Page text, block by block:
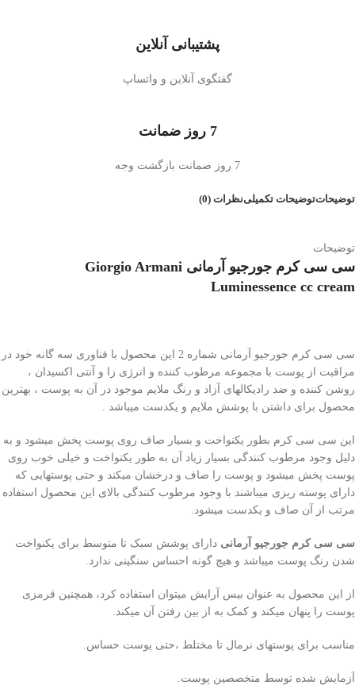
پشتیبانی آنلاین
گفتگوی آنلاین و واتساپ
7 روز ضمانت
7 روز ضمانت بازگشت وجه
توضیحاتتوضیحات تکمیلینظرات (0)
توضیحات
سی سی کرم جورجیو آرمانی Giorgio Armani
Luminessence cc cream
سی سی کرم جورجیو آرمانی شماره 2 این محصول با فناوری سه گانه خود در
مراقبت از پوست با مجموعه مرطوب کننده و انرژی زا و آنتی اکسیدان ،
روشن کننده و ضد رادیکالهای آزاد و رنگ ملایم موجود در آن به پوست ، بهترین
محصول برای داشتن با پوشش ملایم و یکدست میباشد .
این سی سی کرم بطور یکنواخت و بسیار صاف روی پوست پخش میشود و به
دلیل وجود مرطوب کنندگی بسیار زیاد آن به طور یکنواخت و خیلی خوب روی
پوست پخش میشود و پوست را صاف و درخشان میکند و حتی پوستهایی که
دارای پوسته ریزی میباشند با وجود مرطوب کنندگی بالای این محصول استفاده
مرتب از آن صاف و یکدست میشود.
سی سی کرم جورجیو آرمانی دارای پوشش سبک تا متوسط برای یکنواخت
شدن رنگ پوست میباشد و هیچ گونه احساس سنگینی ندارد.
از این محصول به عنوان بیس آرایش میتوان استفاده کرد، همچنین قرمزی
پوست را پنهان میکند و کمک به از بین رفتن آن میکند.
مناسب برای پوستهای نرمال تا مختلط ،حتی پوست حساس.
آزمایش شده توسط متخصصین پوست.